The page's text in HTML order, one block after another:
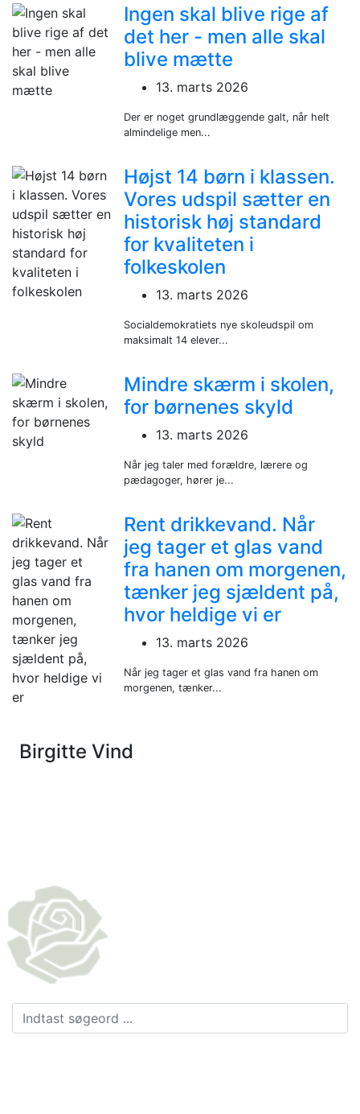
Ingen skal blive rige af
det her - men alle skal
blive mætte
13. marts 2026
Der er noget grundlæggende galt, når helt
almindelige men...
Højst 14 børn i klassen.
Vores udspil sætter en
historisk høj standard
for kvaliteten i
folkeskolen
13. marts 2026
Socialdemokratiets nye skoleudspil om
maksimalt 14 elever...
Mindre skærm i skolen,
for børnenes skyld
13. marts 2026
Når jeg taler med forældre, lærere og
pædagoger, hører je...
Rent drikkevand. Når
jeg tager et glas vand
fra hanen om morgenen,
tænker jeg sjældent på,
hvor heldige vi er
13. marts 2026
Når jeg tager et glas vand fra hanen om
morgenen, tænker...
Birgitte Vind